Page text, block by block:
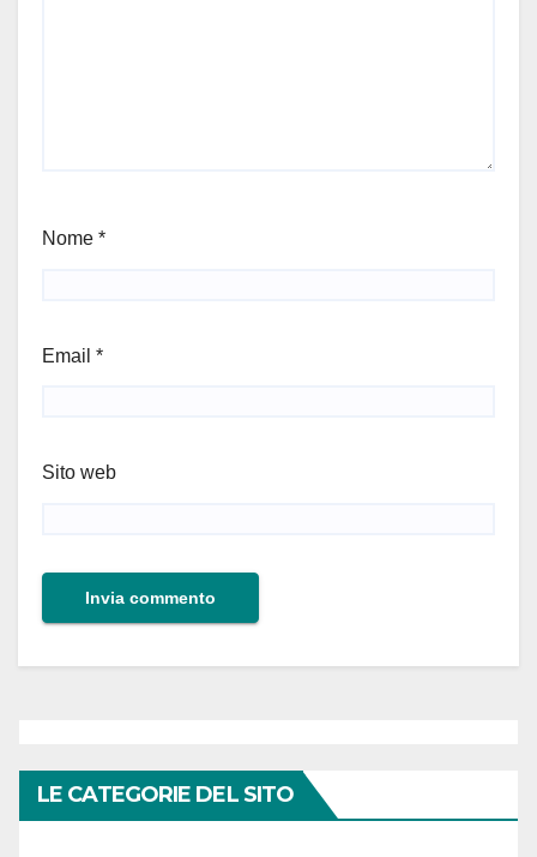
Nome *
Email *
Sito web
LE CATEGORIE DEL SITO